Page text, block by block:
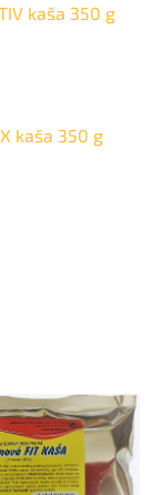
kaša 350 g
kaša 350 g